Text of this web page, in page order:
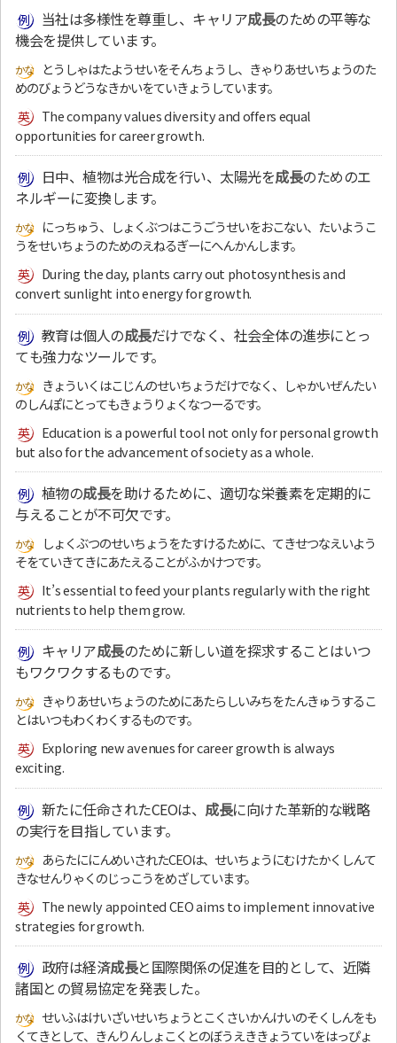
当社は多様性を尊重し、キャリア成長のための平等な
機会を提供しています。
とうしゃはたようせいをそんちょうし、きゃりあせいちょうのた
めのびょうどうなきかいをていきょうしています。
The company values diversity and offers equal
opportunities for career growth.
日中、植物は光合成を行い、太陽光を成長のためのエ
ネルギーに変換します。
にっちゅう、しょくぶつはこうごうせいをおこない、たいようこ
うをせいちょうのためのえねるぎーにへんかんします。
During the day, plants carry out photosynthesis and
convert sunlight into energy for growth.
教育は個人の成長だけでなく、社会全体の進歩にとっ
ても強力なツールです。
きょういくはこじんのせいちょうだけでなく、しゃかいぜんたい
のしんぽにとってもきょうりょくなつーるです。
Education is a powerful tool not only for personal growth
but also for the advancement of society as a whole.
植物の成長を助けるために、適切な栄養素を定期的に
与えることが不可欠です。
しょくぶつのせいちょうをたすけるために、てきせつなえいよう
そをていきてきにあたえることがふかけつです。
It’s essential to feed your plants regularly with the right
nutrients to help them grow.
キャリア成長のために新しい道を探求することはいつ
もワクワクするものです。
きゃりあせいちょうのためにあたらしいみちをたんきゅうするこ
とはいつもわくわくするものです。
Exploring new avenues for career growth is always
exciting.
新たに任命されたCEOは、 成長に向けた革新的な戦略
の実行を目指しています。
あらたににんめいされたCEOは、せいちょうにむけたかくしんて
きなせんりゃくのじっこうをめざしています。
The newly appointed CEO aims to implement innovative
strategies for growth.
政府は経済成長と国際関係の促進を目的として、近隣
諸国との貿易協定を発表した。
せいふはけいざいせいちょうとこくさいかんけいのそくしんをも
くてきとして、きんりんしょこくとのぼうえききょうていをはっぴょ